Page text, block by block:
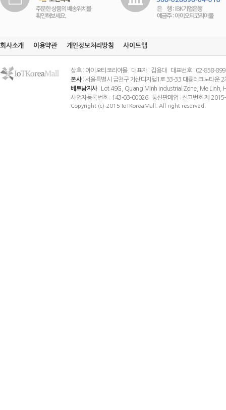
회사소개 이용약관 개인정보처리방침 사이트맵
상호 : 아이오티코리아몰 대표자 : 김용대 대표번호 : 02-858-
본사: 서울특별시 금천구 가산디지털1로 33-33 대륭테크노타운
베트남지사: Lot 49G, Quang Minh Industrial Zone, Me Linh,
사업자등록번호 : 143-03-00026 통신판매업 : 신고번호 제
Copyright (c) 2015 IoTKoreaMall. All right reserved.